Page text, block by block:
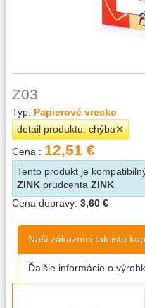
Z03
Typ: Papierové vrecko
detail produktu. chýba
Cena : 12,51 €
Tento produkt je
ZINK prudcenta ZINK
Cena dopravy: 3,60 €
Naši zákazníci tak isto
Ďalšie informácie o